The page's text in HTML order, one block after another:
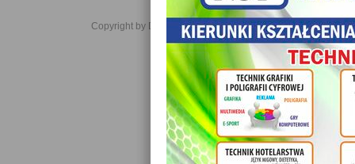
Copyright by Daniel JabĹoĹski 2006-2021. All rights